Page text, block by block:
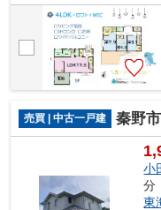
もおすすめの当社専任物件で
売買 | 中古一戸建 秦野
小
分
東